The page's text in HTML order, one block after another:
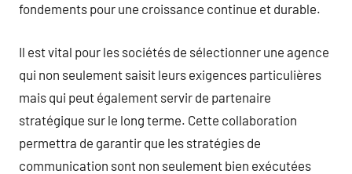
fondements pour une croissance continue et durable.
Il est vital pour les sociétés de sélectionner une agence
qui non seulement saisit leurs exigences particulières
mais qui peut également servir de partenaire
stratégique sur le long terme. Cette collaboration
permettra de garantir que les stratégies de
communication sont non seulement bien exécutées